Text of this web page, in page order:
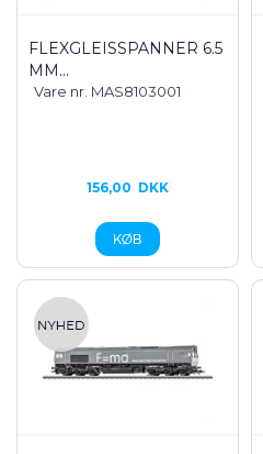
FLEXGLEISSPANNER 6.5
MM...
Vare nr. MAS8103001
156,00 DKK